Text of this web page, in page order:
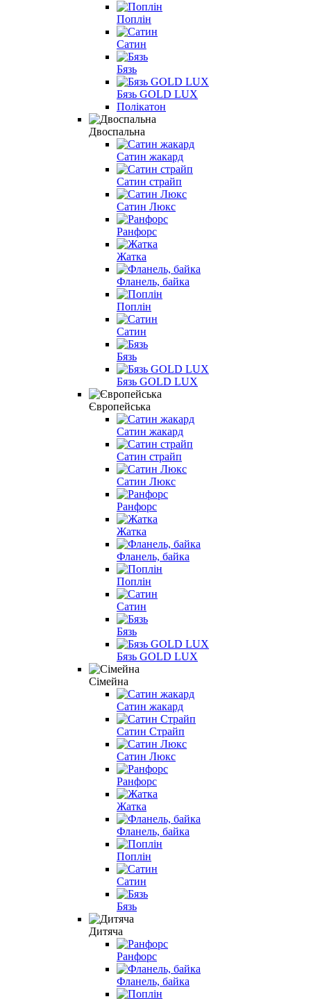
Поплін
Сатин
Бязь
Бязь GOLD LUX
Полікатон
Двоспальна
Сатин жакард
Сатин страйп
Сатин Люкс
Ранфорс
Жатка
Фланель, байка
Поплін
Сатин
Бязь
Бязь GOLD LUX
Європейська
Сатин жакард
Сатин страйп
Сатин Люкс
Ранфорс
Жатка
Фланель, байка
Поплін
Сатин
Бязь
Бязь GOLD LUX
Сімейна
Сатин жакард
Сатин Страйп
Сатин Люкс
Ранфорс
Жатка
Фланель, байка
Поплін
Сатин
Бязь
Дитяча
Ранфорс
Фланель, байка